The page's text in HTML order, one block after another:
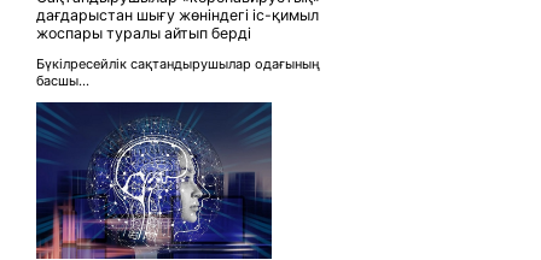
дағдарыстан шығу жөніндегі іс-қимыл
жоспары туралы айтып берді
Бүкілресейлік сақтандырушылар одағының
басшы...